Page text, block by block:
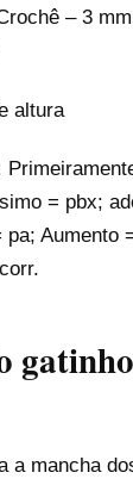
– 3
altura
= pbx;
Aumento
gatinho
a mancha